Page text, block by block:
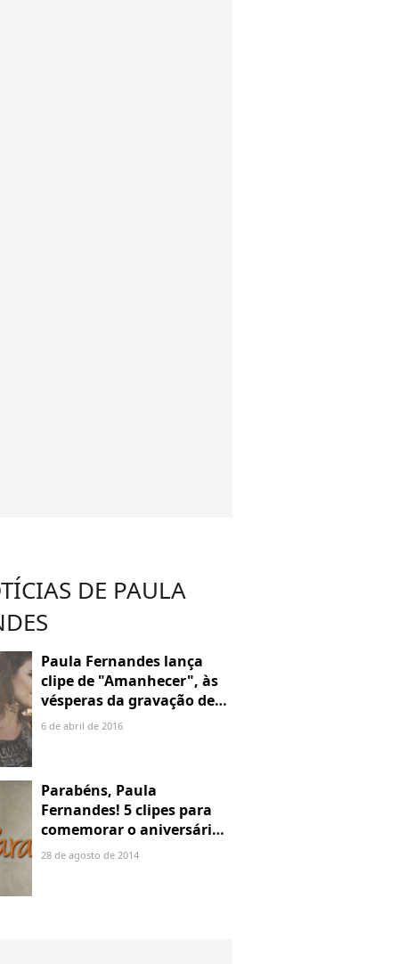
DE PAULA
Paula Fernandes lança
clipe de "Amanhecer", às
vésperas da gravação de
seu novo DVD. Assista!
6 de abril de 2016
Parabéns, Paula
Fernandes! 5 clipes para
comemorar o aniversário
da gata
28 de agosto de 2014